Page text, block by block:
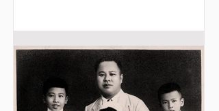
ไม่ใช่สิ่งที่นักท่องเที่ยวส่วนใหญ่นำเข้า
มาเองนะคะ ป้าจึงอยากจะเห็น Thailand
Privilege Visa หรือ Thailand Elite Visa
ปรับจาก “วีซ่าระยะยาว หรู” มาเป็น